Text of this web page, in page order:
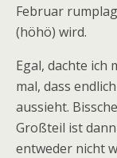
Februar
(höhö) wird.
Egal, dachte ich
mal, dass
aussieht.
Großteil ist
entweder nicht